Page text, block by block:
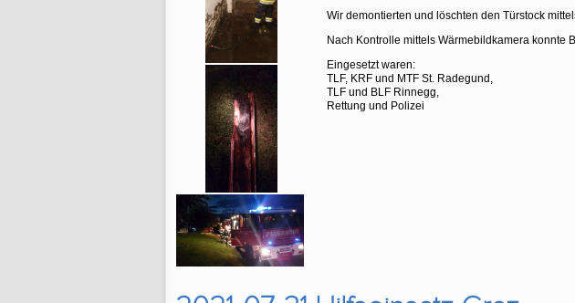
Wir demontierten und löschten den Türstock
Nach Kontrolle mittels Wärmebildkamera konnte
Eingesetzt waren:
TLF, KRF und MTF St. Radegund,
TLF und BLF Rinnegg,
Rettung und Polizei